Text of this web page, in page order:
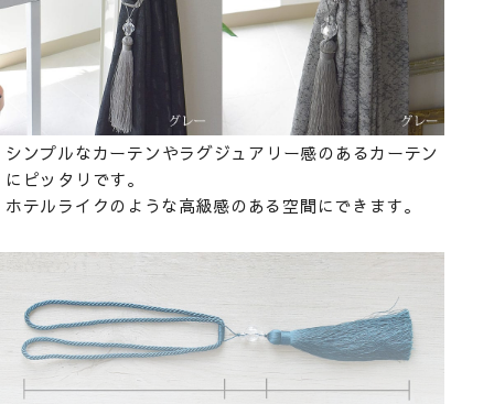
シンプルなカーテンやラグジュアリー感のあるカーテン
にピッタリです。
ホテルライクのような高級感のある空間にできます。